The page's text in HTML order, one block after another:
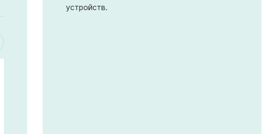
устройств.